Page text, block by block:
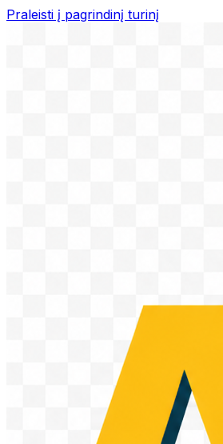
Praleisti į pagrindinį turinį